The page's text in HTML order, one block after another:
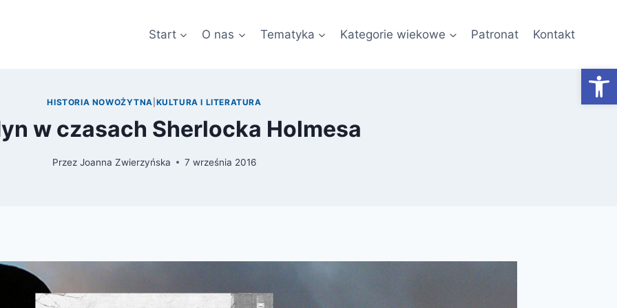
Start O nas Tematyka Kategorie wiekowe Patronat Kontakt
HISTORIA NOWOŻYTNA KULTURA I LITERATURA
w czasach Sherlocka Holmesa
Przez Joanna Zwierzyńska 7 września 2016